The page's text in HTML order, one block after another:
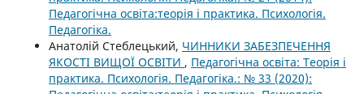
Педагогічна освіта:теорія і практика. Психологія.
Педагогіка.
Анатолій Стеблецький, ЧИННИКИ ЗАБЕЗПЕЧЕННЯ
ЯКОСТІ ВИЩОЇ ОСВІТИ , Педагогічна освіта: Теорія і
практика. Психологія. Педагогіка.: № 33 (2020):